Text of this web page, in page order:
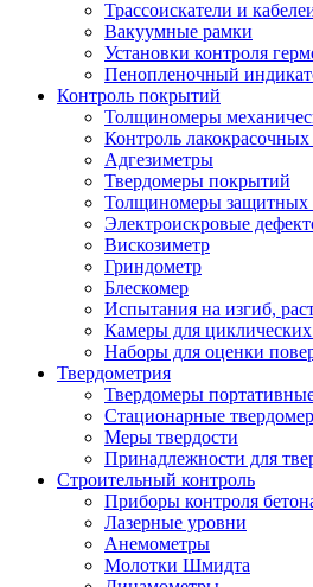
Трассоискатели и
Вакуумные рамки
Установки контроля
Пенопленочный
Контроль покрытий
Толщиномеры
Контроль
Адгезиметры
Твердомеры покрытий
Толщиномеры защитных
Электроискровые
Вискозиметр
Гриндометр
Блескомер
Испытания на изгиб,
Камеры для
Наборы для оценки
Твердометрия
Твердомеры
Стационарные
Меры твердости
Принадлежности для
Строительный контроль
Приборы контроля
Лазерные уровни
Анемометры
Молотки Шмидта